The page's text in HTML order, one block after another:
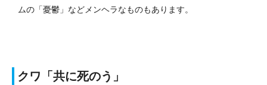
ムの「憂鬱」などメンヘラなものもあります。
クワ「共に死のう」